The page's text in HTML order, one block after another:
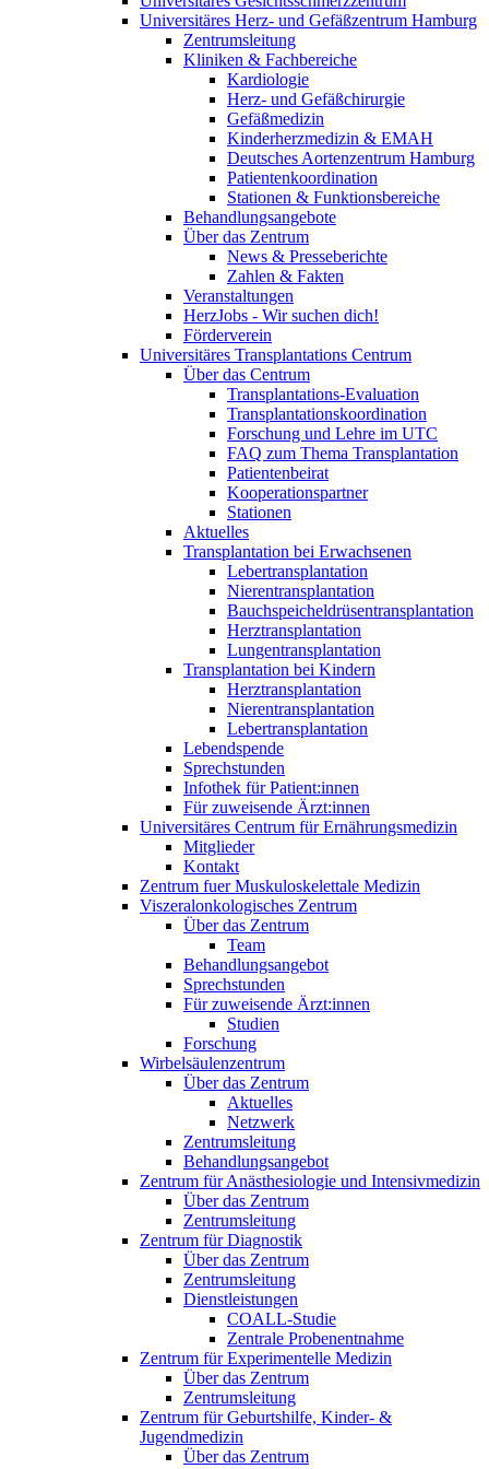
Universitäres Herz- und Gefäßzentrum Hamburg
Zentrumsleitung
Kliniken & Fachbereiche
Kardiologie
Herz- und Gefäßchirurgie
Gefäßmedizin
Kinderherzmedizin & EMAH
Deutsches Aortenzentrum Hamburg
Patientenkoordination
Stationen & Funktionsbereiche
Behandlungsangebote
Über das Zentrum
News & Presseberichte
Zahlen & Fakten
Veranstaltungen
HerzJobs - Wir suchen dich!
Förderverein
Universitäres Transplantations Centrum
Über das Centrum
Transplantations-Evaluation
Transplantationskoordination
Forschung und Lehre im UTC
FAQ zum Thema Transplantation
Patientenbeirat
Kooperationspartner
Stationen
Aktuelles
Transplantation bei Erwachsenen
Lebertransplantation
Nierentransplantation
Bauchspeicheldrüsentransplantation
Herztransplantation
Lungentransplantation
Transplantation bei Kindern
Herztransplantation
Nierentransplantation
Lebertransplantation
Lebendspende
Sprechstunden
Infothek für Patient:innen
Für zuweisende Ärzt:innen
Universitäres Centrum für Ernährungsmedizin
Mitglieder
Kontakt
Zentrum fuer Muskuloskelettale Medizin
Viszeral­onkologisches Zentrum
Über das Zentrum
Team
Behandlungsangebot
Sprechstunden
Für zuweisende Ärzt:innen
Studien
Forschung
Wirbelsäulenzentrum
Über das Zentrum
Aktuelles
Netzwerk
Zentrumsleitung
Behandlungsangebot
Zentrum für Anästhesiologie und Intensivmedizin
Über das Zentrum
Zentrumsleitung
Zentrum für Diagnostik
Über das Zentrum
Zentrumsleitung
Dienstleistungen
COALL-Studie
Zentrale Probenentnahme
Zentrum für Experimentelle Medizin
Über das Zentrum
Zentrumsleitung
Zentrum für Geburtshilfe, Kinder- &
Jugendmedizin
Über das Zentrum